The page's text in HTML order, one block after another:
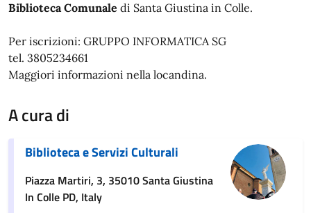
Biblioteca Comunale di Santa Giustina in Colle.
Per iscrizioni: GRUPPO INFORMATICA SG
tel. 3805234661
Maggiori informazioni nella locandina.
A cura di
Biblioteca e Servizi Culturali
Piazza Martiri, 3, 35010 Santa Giustina
In Colle PD, Italy